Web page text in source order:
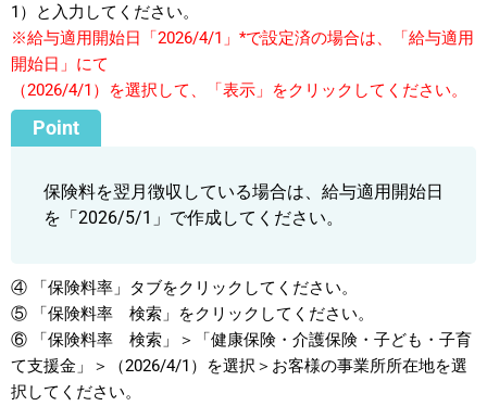
1）と入力してください。
※給与適用開始日「2026/4/1」*で設定済の場合は、「給与適用
開始日」にて
（2026/4/1）を選択して、「表示」をクリックしてください。
保険料を翌月徴収している場合は、給与適用開始日
を「2026/5/1」で作成してください。
④ 「保険料率」タブをクリックしてください。
⑤ 「保険料率 検索」をクリックしてください。
⑥ 「保険料率 検索」＞「健康保険・介護保険・子ども・子育
て支援金」＞（2026/4/1）を選択＞お客様の事業所所在地を選
択してください。